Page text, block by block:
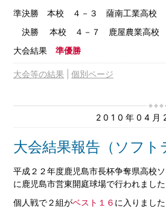
準決勝 本校 ４－３ 薩南工業高校
決勝 本校 ４－７ 鹿屋農業高校
大会結果 準優勝
大会等の結果 個別ページ
2010年04月
大会結果報告（ソフト
平成２２年度鹿児島市長杯争奪県高校
に鹿児島市営東開庭球場で行われまし
個人戦で２組がベスト１６ に入りまし